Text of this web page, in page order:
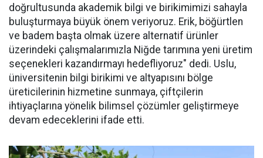
doğrultusunda akademik bilgi ve birikimimizi sahayla
buluşturmaya büyük önem veriyoruz. Erik, böğürtlen
ve badem başta olmak üzere alternatif ürünler
üzerindeki çalışmalarımızla Niğde tarımına yeni üretim
seçenekleri kazandırmayı hedefliyoruz" dedi. Uslu,
üniversitenin bilgi birikimi ve altyapısını bölge
üreticilerinin hizmetine sunmaya, çiftçilerin
ihtiyaçlarına yönelik bilimsel çözümler geliştirmeye
devam edeceklerini ifade etti.